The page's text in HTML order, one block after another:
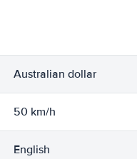
Australian dollar
50 km/h
English